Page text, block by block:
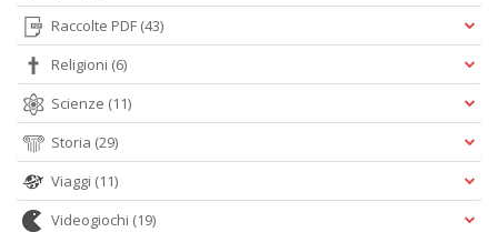
Raccolte PDF (43)
Religioni (6)
Scienze (11)
Storia (29)
Viaggi (11)
Videogiochi (19)